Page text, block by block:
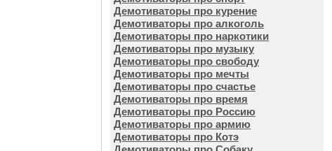
Демотиваторы про курение
Демотиваторы про алкоголь
Демотиваторы про наркотики
Демотиваторы про музыку
Демотиваторы про свободу
Демотиваторы про мечты
Демотиваторы про счастье
Демотиваторы про время
Демотиваторы про Россию
Демотиваторы про армию
Демотиваторы про Котэ